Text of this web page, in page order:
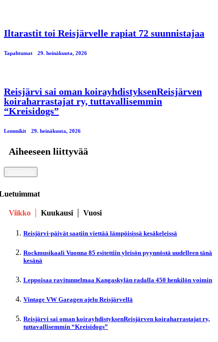
Iltarastit toi Reisjärvelle rapiat 72 suunnistajaa
Tapahtumat 29. heinäkuuta, 2026
Reisjärvi sai oman koirayhdistyksenReisjärven
koiraharrastajat ry, tuttavallisemmin
“Kreisidogs”
Lemmikit 29. heinäkuuta, 2026
Aiheeseen liittyvää
Viikko Kuukausi Vuosi
Reisjärvi-päivät saatiin viettää lämpöisissä kesäkeleissä
Rockmusikaali Vuonna 85 esitettiin yleisön pyynnöstä uudelleen tänä
kesänä
Leppoisaa ravitunnelmaa Kangaskylän radalla 450 henkilön voimin
Vintage VW Garagen ajelu Reisjärvellä
Reisjärvi sai oman koirayhdistyksenReisjärven koiraharrastajat ry,
tuttavallisemmin “Kreisidogs”